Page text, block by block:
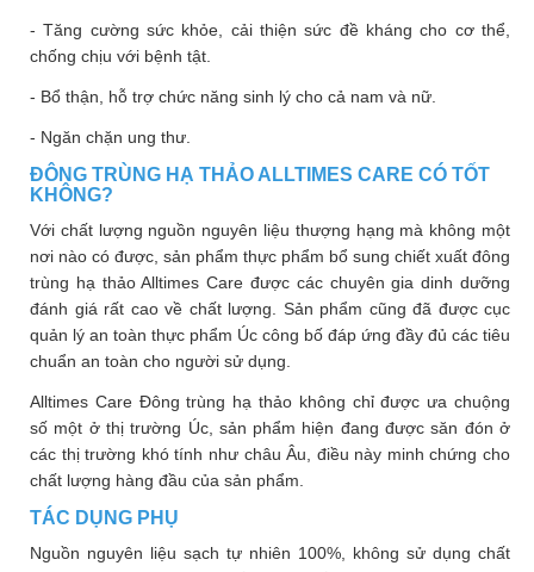
- Tăng cường sức khỏe, cải thiện sức đề kháng cho cơ thể,
chống chịu với bệnh tật.
- Bổ thận, hỗ trợ chức năng sinh lý cho cả nam và nữ.
- Ngăn chặn ung thư.
ĐÔNG TRÙNG HẠ THẢO ALLTIMES CARE CÓ TỐT
KHÔNG?
Với chất lượng nguồn nguyên liệu thượng hạng mà không một
nơi nào có được, sản phẩm thực phẩm bổ sung chiết xuất đông
trùng hạ thảo Alltimes Care được các chuyên gia dinh dưỡng
đánh giá rất cao về chất lượng. Sản phẩm cũng đã được cục
quản lý an toàn thực phẩm Úc công bố đáp ứng đầy đủ các tiêu
chuẩn an toàn cho người sử dụng.
Alltimes Care Đông trùng hạ thảo không chỉ được ưa chuộng
số một ở thị trường Úc, sản phẩm hiện đang được săn đón ở
các thị trường khó tính như châu Âu, điều này minh chứng cho
chất lượng hàng đầu của sản phẩm.
TÁC DỤNG PHỤ
Nguồn nguyên liệu sạch tự nhiên 100%, không sử dụng chất